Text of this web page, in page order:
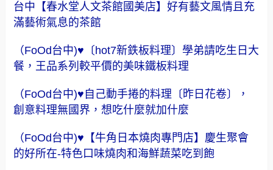
台中【春水堂人文茶館國美店】好有藝文風情且充
滿藝術氣息的茶館
（FoOd台中)♥〔hot7新鉄板料理〕學弟請吃生日大
餐，王品系列較平價的美味鐵板料理
（FoOd台中)♥自己動手捲的料理〔昨日花卷〕，
創意料理無國界，想吃什麼就加什麼
（FoOd台中)♥【牛角日本燒肉專門店】慶生聚會
的好所在-特色口味燒肉和海鮮蔬菜吃到飽